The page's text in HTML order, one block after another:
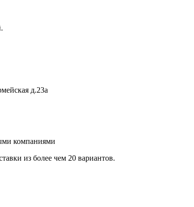
д.23а
компаниями
из более чем 20 вариантов.